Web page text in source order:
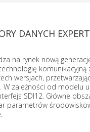
DANYCH
na rynek nową
wersjach,
W zależności od
SDI12. Główne
parametrów